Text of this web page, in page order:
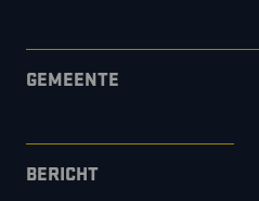
GEMEENTE
BERICHT